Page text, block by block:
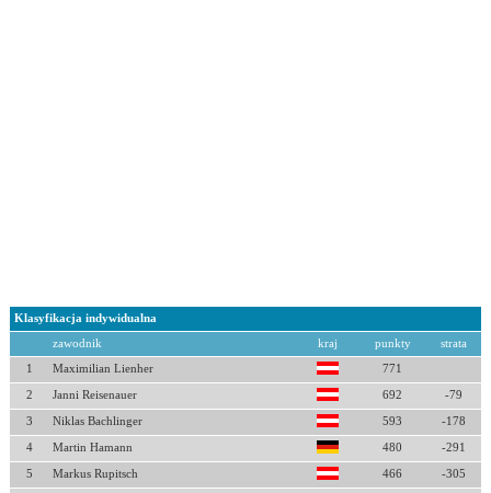
Klasyfikacja indywidualna
zawodnik kraj punkty strata
1 Maximilian Lienher 771
2 Janni Reisenauer 692 -79
3 Niklas Bachlinger 593 -178
4 Martin Hamann 480 -291
5 Markus Rupitsch 466 -305